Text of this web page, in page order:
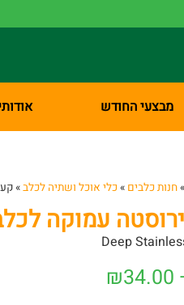
מבצעי החודש
»חנות כלבים »כלי אוכל ושתיה לכלב»
עמוקה
Deep
₪34.00